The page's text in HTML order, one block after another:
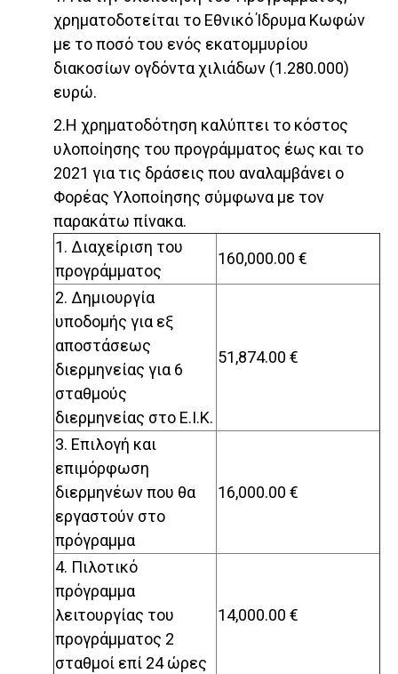
χρηματοδοτείται το Εθνικό Ίδρυμα Κωφών
με το ποσό του ενός εκατομμυρίου
διακοσίων ογδόντα χιλιάδων (1.280.000)
ευρώ.
2.Η χρηματοδότηση καλύπτει το κόστος
υλοποίησης του προγράμματος έως και το
2021 για τις δράσεις που αναλαμβάνει ο
Φορέας Υλοποίησης σύμφωνα με τον
παρακάτω πίνακα.
1. Διαχείριση του
προγράμματος
160,000.00 €
2. Δημιουργία
υποδομής για εξ
αποστάσεως
διερμηνείας για 6
σταθμούς
διερμηνείας στο Ε.Ι.Κ.
51,874.00 €
3. Επιλογή και
επιμόρφωση
διερμηνέων που θα
εργαστούν στο
πρόγραμμα
16,000.00 €
4. Πιλοτικό
πρόγραμμα
λειτουργίας του
προγράμματος 2
σταθμοί επί 24 ώρες
14,000.00 €